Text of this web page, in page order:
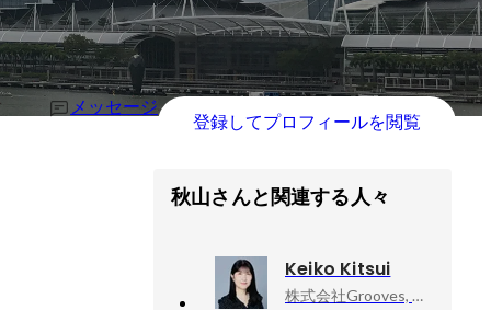
メッセージ
登録してプロフィールを閲覧
秋山さんと関連する人々
Keiko Kitsui
株式会社Grooves, コーポレートグループ・ゼネラルマネージャー